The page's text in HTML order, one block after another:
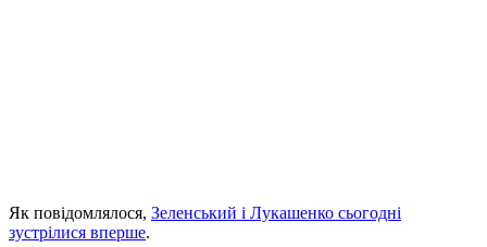
Як повідомлялося, Зеленський і Лукашенко сьогодні
зустрілися вперше.